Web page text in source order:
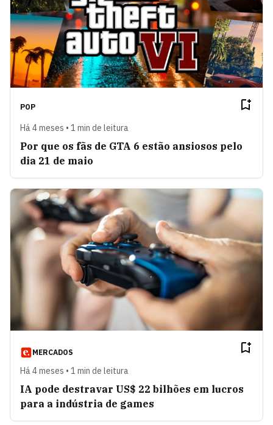
POP
Há 4 meses • 1 min de leitura
Por que os fãs de GTA 6 estão ansiosos pelo
dia 21 de maio
MERCADOS
Há 4 meses • 1 min de leitura
IA pode destravar US$ 22 bilhões em lucros
para a indústria de games